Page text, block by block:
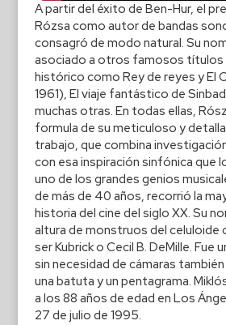
A partir del éxito de Ben-Hur, el
Rózsa como autor de bandas
consagró de modo natural. Su
asociado a otros famosos títulos
histórico como Rey de reyes y El
1961), El viaje fantástico de
muchas otras. En todas ellas,
formula de su meticuloso y
trabajo, que combina
con esa inspiración sinfónica que
uno de los grandes genios
de más de 40 años, recorrió la
historia del cine del siglo XX. Su
altura de monstruos del celuloide
ser Kubrick o Cecil B. DeMille. Fue
sin necesidad de cámaras
una batuta y un pentagrama.
a los 88 años de edad en Los
27 de julio de 1995.